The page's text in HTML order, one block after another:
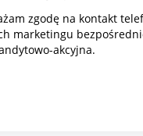
zgodę na kontakt
marketingu
akcyjna.